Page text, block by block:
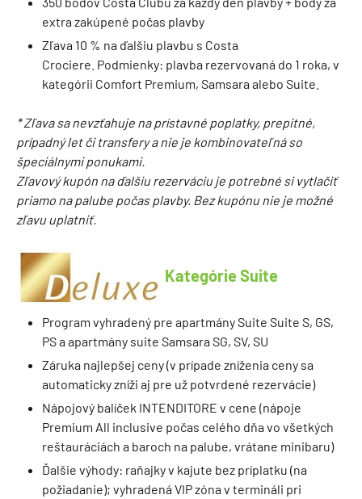
extra zakúpené počas plavby
Zľava 10 % na ďalšiu plavbu s Costa
Crociere. Podmienky: plavba rezervovaná do 1 roka, v
kategórii Comfort Premium, Samsara alebo Suite.
* Zľava sa nevzťahuje na prístavné poplatky, prepitné,
prípadný let či transfery a nie je kombinovateľná so
špeciálnymi ponukami.
Zľavový kupón na ďalšiu rezerváciu je potrebné si vytlačiť
priamo na palube počas plavby. Bez kupónu nie je možné
zľavu uplatniť.
Kategórie Suite
Program vyhradený pre apartmány Suite Suite S, GS,
PS a apartmány suite Samsara SG, SV, SU
Záruka najlepšej ceny (v prípade zníženia ceny sa
automaticky zníži aj pre už potvrdené rezervácie)
Nápojový balíček INTENDITORE v cene (nápoje
Premium All inclusive počas celého dňa vo všetkých
reštauráciách a baroch na palube, vrátane minibaru)
Ďalšie výhody: raňajky v kajute bez príplatku (na
požiadanie); vyhradená VIP zóna v termináli pri